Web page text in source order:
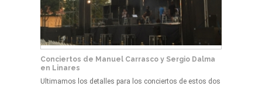
Conciertos de Manuel Carrasco y Sergio Dalma
en Linares
Ultimamos los detalles para los conciertos de estos dos